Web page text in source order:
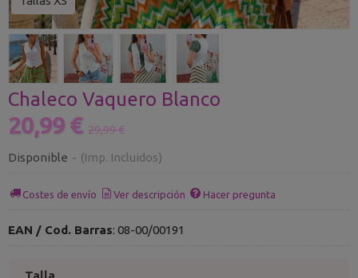
Chaleco Vaquero Blanco
20,99 € 29,99 €
Disponible - (Imp. Incluidos)
Costes de envío Ver descripción Hacer pregunta
EAN / Cod. Barras: 08-00/00191
Talla